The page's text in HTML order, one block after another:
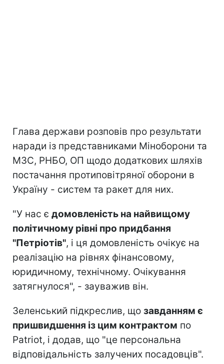
Глава держави розповів про результати
наради із представниками Міноборони та
МЗС, РНБО, ОП щодо додаткових шляхів
постачання протиповітряної оборони в
Україну - систем та ракет для них.
"У нас є домовленість на найвищому
політичному рівні про придбання
"Петріотів", і ця домовленість очікує на
реалізацію на рівнях фінансовому,
юридичному, технічному. Очікування
затягнулося", - зауважив він.
Зеленський підкреслив, що завданням є
пришвидшення із цим контрактом по
Patriot, і додав, що "це персональна
відповідальність залучених посадовців".